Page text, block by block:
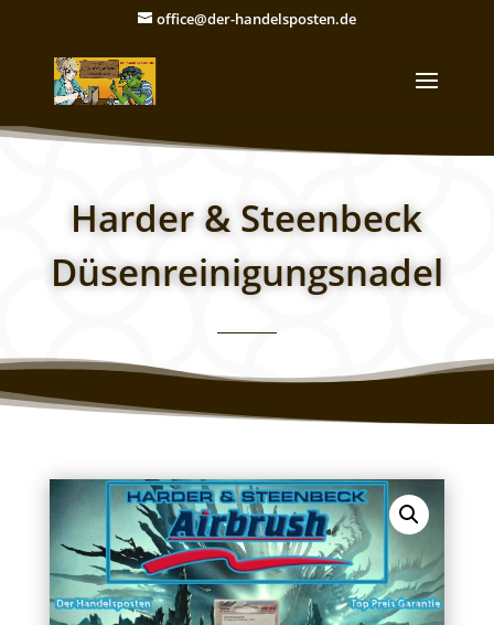
office@der-handelsposten.de
Harder & Steenbeck
Düsenreinigungsnadel